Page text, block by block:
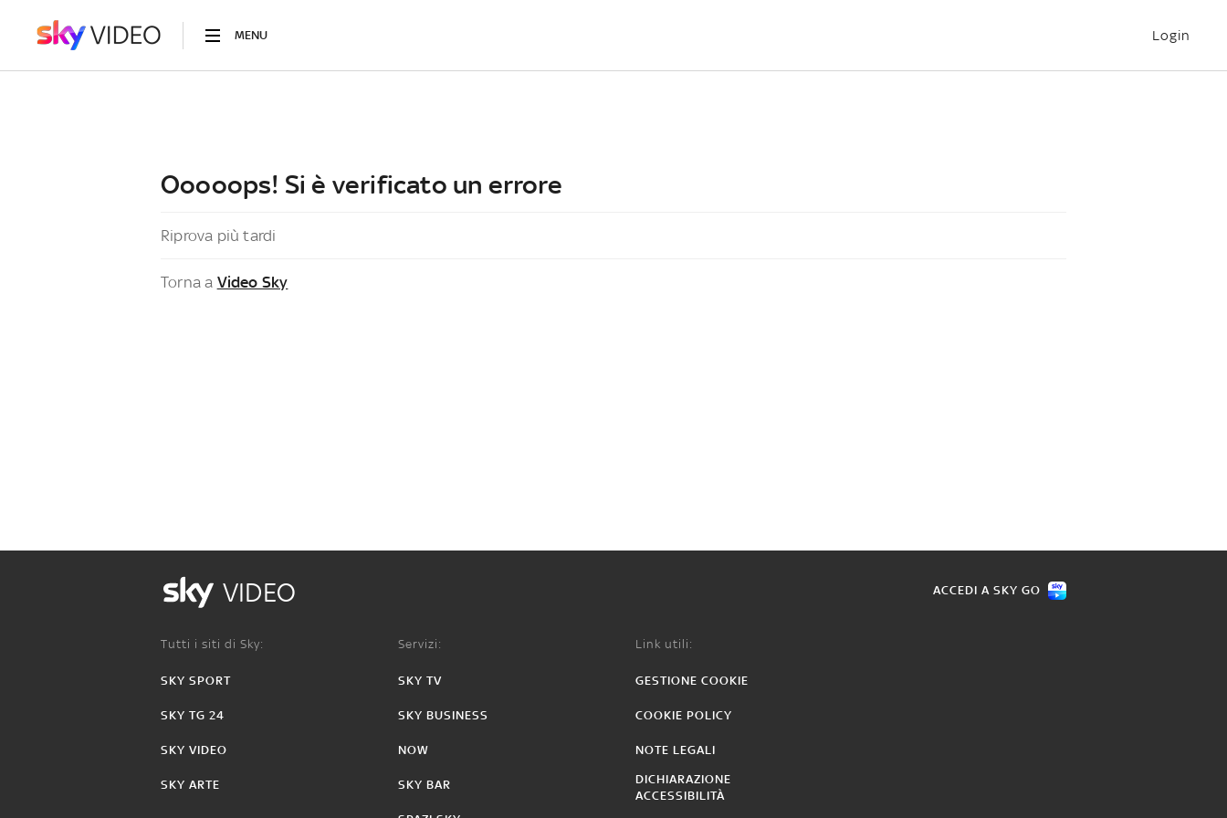
MENU Login
Ooooops! Si è verificato un errore
Riprova più tardi
Torna a Video Sky
VIDEO ACCEDI A SKY GO
Tutti i siti di Sky:
SKY SPORT
SKY TG 24
SKY VIDEO
SKY ARTE
Servizi:
SKY TV
SKY BUSINESS
NOW
SKY BAR
Link utili:
GESTIONE COOKIE
COOKIE POLICY
NOTE LEGALI
DICHIARAZIONE
ACCESSIBILITÀ